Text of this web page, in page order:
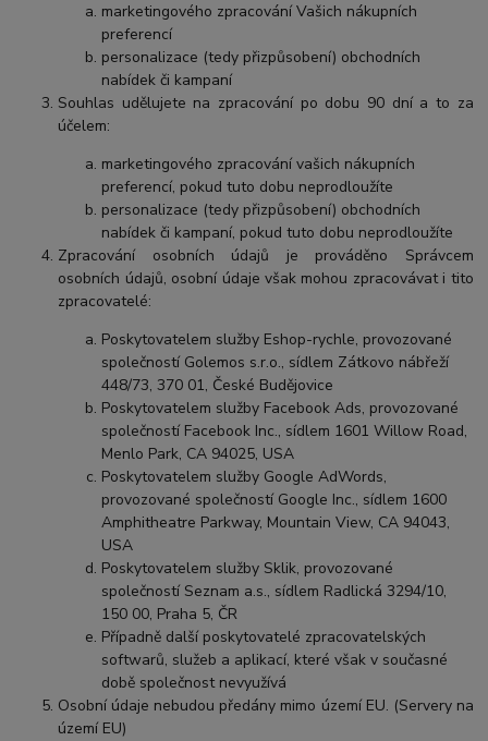
marketingového zpracování Vašich nákupních
preferencí
personalizace (tedy přizpůsobení) obchodních
nabídek či kampaní
Souhlas udělujete na zpracování po dobu 90 dní a to za
účelem:
marketingového zpracování vašich nákupních
preferencí, pokud tuto dobu neprodloužíte
personalizace (tedy přizpůsobení) obchodních
nabídek či kampaní, pokud tuto dobu neprodloužíte
Zpracování osobních údajů je prováděno Správcem
osobních údajů, osobní údaje však mohou zpracovávat i tito
zpracovatelé:
Poskytovatelem služby Eshop-rychle, provozované
společností Golemos s.r.o., sídlem Zátkovo nábřeží
448/73, 370 01, České Budějovice
Poskytovatelem služby Facebook Ads, provozované
společností Facebook Inc., sídlem 1601 Willow Road,
Menlo Park, CA 94025, USA
Poskytovatelem služby Google AdWords,
provozované společností Google Inc., sídlem 1600
Amphitheatre Parkway, Mountain View, CA 94043,
USA
Poskytovatelem služby Sklik, provozované
společností Seznam a.s., sídlem Radlická 3294/10,
150 00, Praha 5, ČR
Případně další poskytovatelé zpracovatelských
softwarů, služeb a aplikací, které však v současné
době společnost nevyužívá
Osobní údaje nebudou předány mimo území EU. (Servery na
území EU)